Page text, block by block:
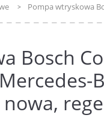
Pompa wtryskowa
Bosch
nowa,